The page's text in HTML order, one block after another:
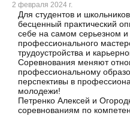
2 февраля 2024 г.
Для студентов и
бесценный практический
себе на самом серьезном
профессионального
трудоустройства и
Соревнования меняют
профессиональному
перспективы в
молодежи!
Петренко Алексей и
соревнованиям по